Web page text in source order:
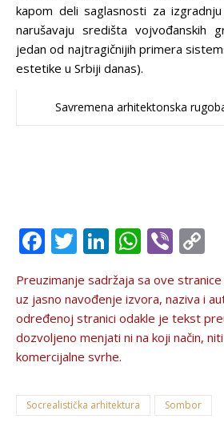
kapom deli saglasnosti za
narušavaju središta vojvođanskih
jedan od najtragičnijih primera
estetike u Srbiji danas).
Savremena arhitektonska
Facebook
Twitter
LinkedIn
Viber
Preuzimanje sadržaja sa ove
uz jasno navođenje izvora, naziva i
određenoj stranici odakle je tekst
dozvolјeno menjati ni na koji način,
komercijalne svrhe.
Socrealistička arhitektura Sombor